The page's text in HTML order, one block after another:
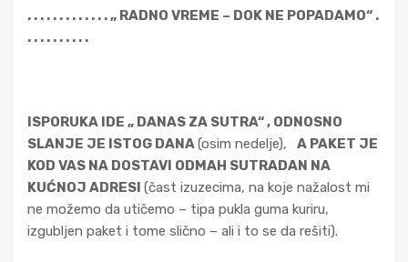
. . . . . . . . . . . . . „ RADNO VREME – DOK NE POPADAMO“ .
. . . . . . . . . .
ISPORUKA IDE „ DANAS ZA SUTRA“ , ODNOSNO
SLANJE JE ISTOG DANA(osim nedelje),
A PAKET JE
KOD VAS NA DOSTAVI ODMAH SUTRADAN NA
KUĆNOJ ADRESI (čast izuzecima, na koje nažalost mi
ne možemo da utičemo – tipa pukla guma kuriru,
izgubljen paket i tome slično – ali i to se da rešiti).